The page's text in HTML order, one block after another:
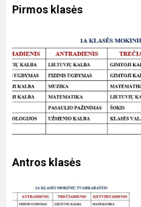
Pirmos klasės
Antros klasės